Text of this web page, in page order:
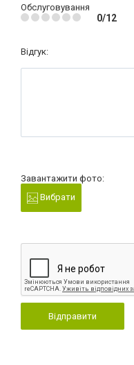
Обслуговування
0/12
Відгук:
Завантажити фото:
Вибрати
Відправити